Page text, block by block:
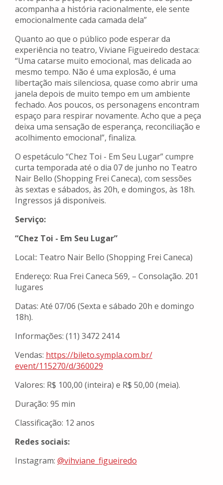
acompanha a história racionalmente, ele sente
emocionalmente cada camada dela”
Quanto ao que o público pode esperar da
experiência no teatro, Viviane Figueiredo destaca:
“Uma catarse muito emocional, mas delicada ao
mesmo tempo. Não é uma explosão, é uma
libertação mais silenciosa, quase como abrir uma
janela depois de muito tempo em um ambiente
fechado. Aos poucos, os personagens encontram
espaço para respirar novamente. Acho que a peça
deixa uma sensação de esperança, reconciliação e
acolhimento emocional”, finaliza.
O espetáculo “Chez Toi - Em Seu Lugar” cumpre
curta temporada até o dia 07 de junho no Teatro
Nair Bello (Shopping Frei Caneca), com sessões
às sextas e sábados, às 20h, e domingos, às 18h.
Ingressos já disponíveis.
Serviço:
“Chez Toi - Em Seu Lugar”
Local:: Teatro Nair Bello (Shopping Frei Caneca)
Endereço: Rua Frei Caneca 569, – Consolação. 201
lugares
Datas: Até 07/06 (Sexta e sábado 20h e domingo
18h).
Informações: (11) 3472 2414
Vendas: https://bileto.sympla.com.br/
event/115270/d/360029
Valores: R$ 100,00 (inteira) e R$ 50,00 (meia).
Duração: 95 min
Classificação: 12 anos
Redes sociais:
Instagram: @vihviane_figueiredo